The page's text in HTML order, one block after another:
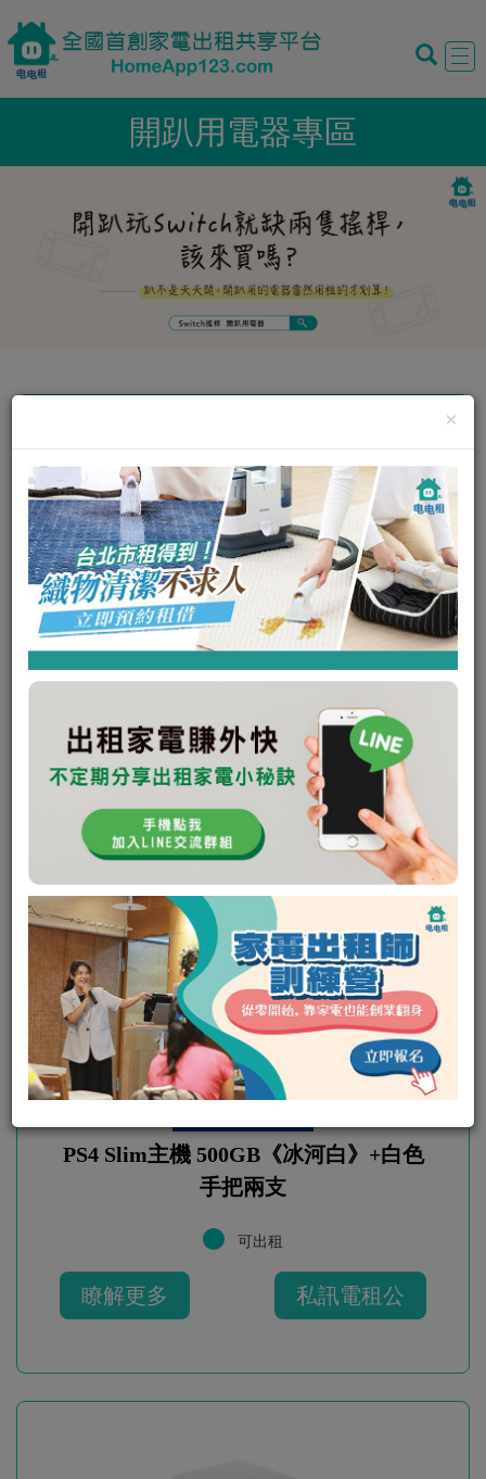
開趴用電器專區
僅限現在可租
任天堂 Nintendo Switch 主機+藍紅手
把+桃紅
可出租
瞭解更多 私訊電租公
PS4 Slim主機 500GB《冰河白》+白色
手把兩支
可出租
瞭解更多 私訊電租公
×